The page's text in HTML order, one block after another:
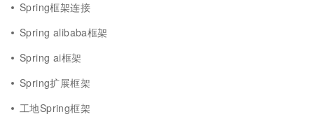
Spring框架连接
Spring alibaba框架
Spring ai框架
Spring扩展框架
工地Spring框架